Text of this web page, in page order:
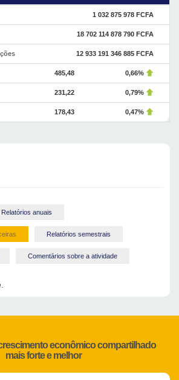
1 032 875 978 FCFA
18 702 114 878 790 FCFA
12 933 191 346 885 FCFA
485,48 0,66%
231,22 0,79%
178,43 0,47%
Relatórios anuais
Relatórios semestrais
Comentários sobre a atividade
econômico compartilhado
mais forte e melhor